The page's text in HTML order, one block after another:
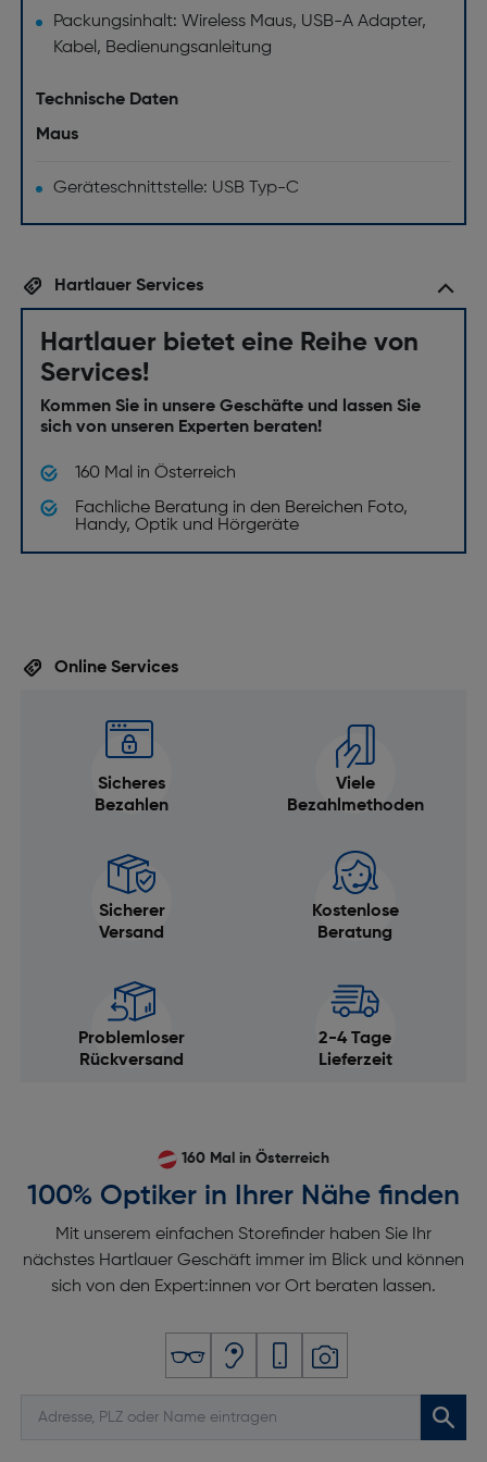
Packungsinhalt: Wireless Maus, USB-A Adapter,
Kabel, Bedienungsanleitung
Technische Daten
Maus
Geräteschnittstelle: USB Typ-C
Hartlauer Services
Hartlauer bietet eine Reihe von
Services!
Kommen Sie in unsere Geschäfte und lassen Sie
sich von unseren Experten beraten!
160 Mal in Österreich
Fachliche Beratung in den Bereichen Foto,
Handy, Optik und Hörgeräte
Online Services
Sicheres
Bezahlen
Viele
Bezahlmethoden
Sicherer
Versand
Kostenlose
Beratung
Problemloser
Rückversand
2-4 Tage
Lieferzeit
160 Mal in Österreich
100% Optiker in Ihrer Nähe finden
Mit unserem einfachen Storefinder haben Sie Ihr
nächstes Hartlauer Geschäft immer im Blick und können
sich von den Expert:innen vor Ort beraten lassen.